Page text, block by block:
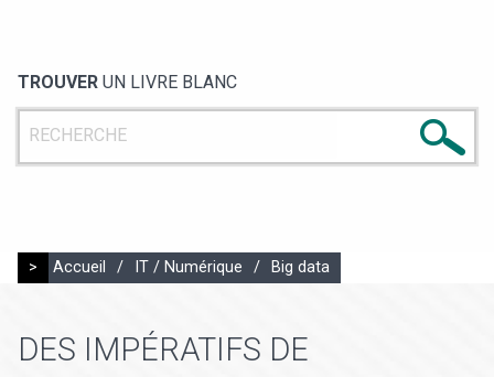
TROUVER UN LIVRE BLANC
> Accueil / IT / Numérique / Big data
DES IMPÉRATIFS DE